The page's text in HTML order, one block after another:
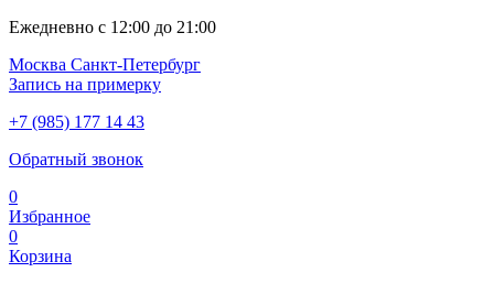
Ежедневно с 12:00 до 21:00
Москва Санкт-Петербург
Запись на примерку
+7 (985) 177 14 43
Обратный звонок
0
Избранное
0
Корзина